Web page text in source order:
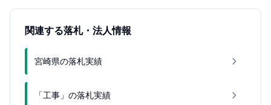
関連する落札・法人情報
宮崎県の落札実績
「工事」の落札実績